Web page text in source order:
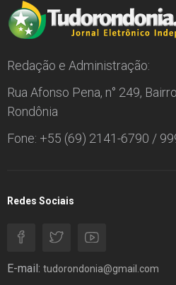
Redação e Administração:
Rua Afonso Pena, n° 249,
Rondônia
Fone: +55 (69) 2141-6790 /
Redes Sociais
E-mail: tudorondonia@gmail.com